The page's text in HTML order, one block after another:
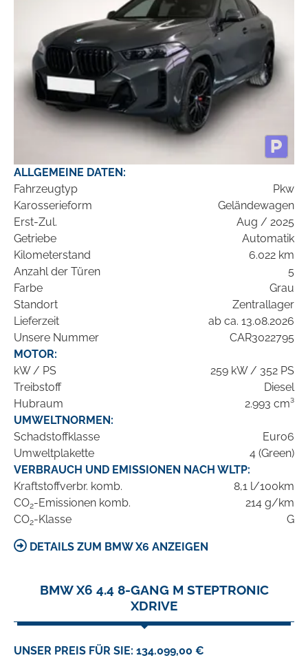
ALLGEMEINE DATEN:
Fahrzeugtyp
Pkw
Karosserieform
Geländewagen
Erst-Zul.
Aug / 2025
Getriebe
Automatik
Kilometerstand
6.022 km
Anzahl der Türen
5
Farbe
Grau
Standort
Zentrallager
Lieferzeit
ab ca. 13.08.2026
Unsere Nummer
CAR3022795
MOTOR:
kW / PS
259 kW / 352 PS
Treibstoff
Diesel
Hubraum
2.993 cm³
UMWELTNORMEN:
Schadstoffklasse
Euro6
Umweltplakette
4 (Green)
VERBRAUCH UND EMISSIONEN NACH WLTP:
Kraftstoffverbr. komb.
8,1 l/100km
CO2-Emissionen komb.
214 g/km
CO2-Klasse G
DETAILS ZUM BMW X6 ANZEIGEN
BMW X6 4.4 8-GANG M STEPTRONIC
XDRIVE
UNSER PREIS FÜR SIE: 134.099,00 €